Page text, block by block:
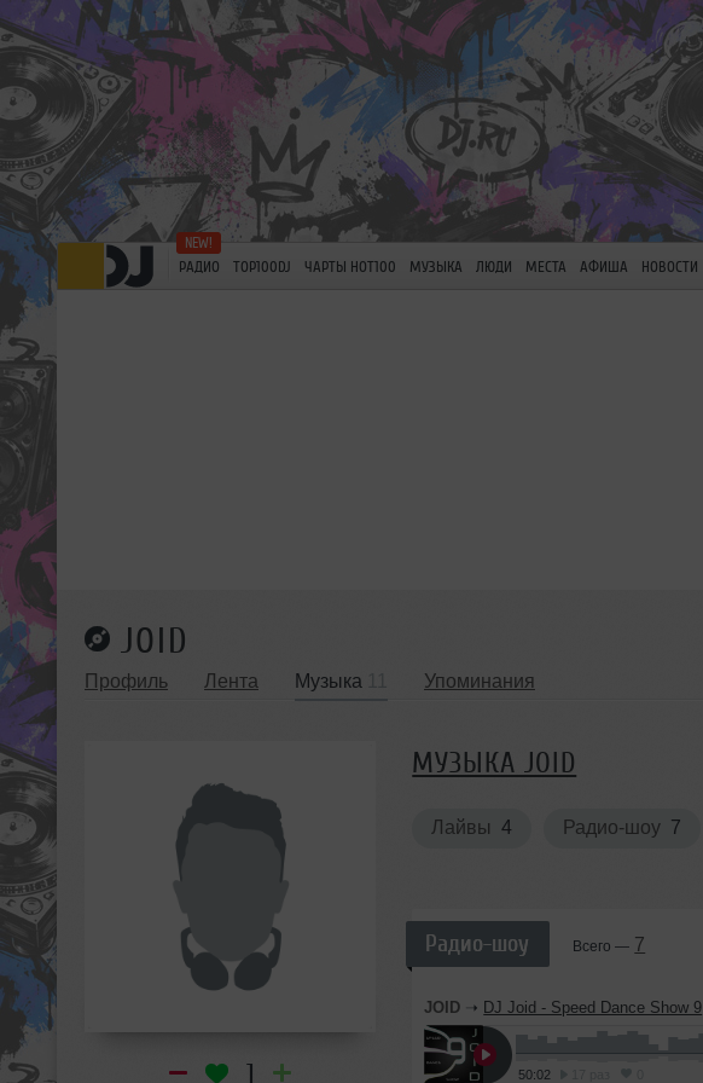
РАДИО TOP100DJ ЧАРТЫ HOT100 МУЗЫКА ЛЮДИ МЕСТА АФИША НОВОСТИ
JOID
Профиль Лента Музыка Упоминания
1
МУЗЫКА JOID
Лайвы 4 Радио-шоу 7
Радио-шоу Всего — 7
JOID ➝ DJ Joid - Speed Dance Show 9
50:02